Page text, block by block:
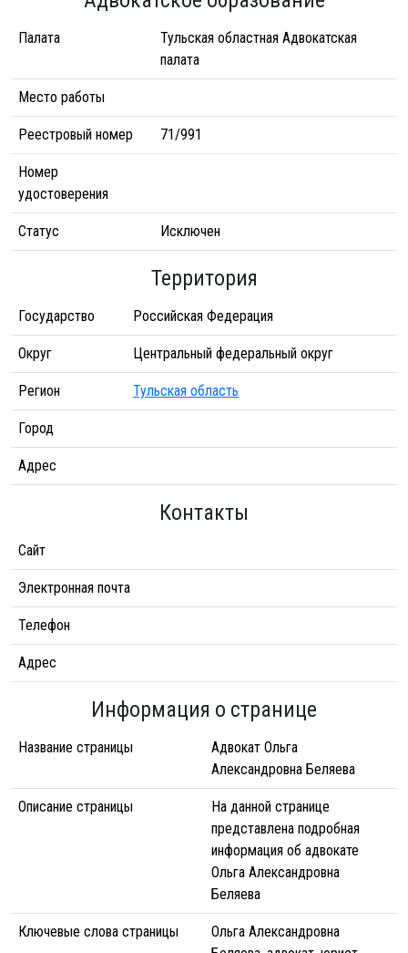
Палата
Тульская областная Адвокатская
палата
Место работы
Реестровый номер 71/991
Номер
удостоверения
Статус Исключен
Территория
Государство Российская Федерация
Округ Центральный федеральный округ
Регион Тульская область
Город
Адрес
Контакты
Сайт
Электронная почта
Телефон
Адрес
Информация о странице
Название страницы
Адвокат Ольга
Александровна Беляева
Описание страницы
На данной странице
представлена подробная
информация об адвокате
Ольга Александровна
Беляева
Ключевые слова страницы
Ольга Александровна